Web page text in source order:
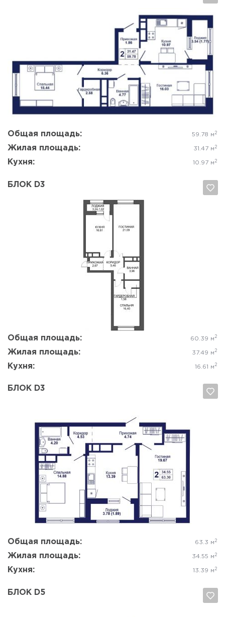
Общая площадь: 59.78 м 2
Жилая площадь: 31.47 м 2
Кухня: 10.97 м 2
Да, удалить
БЛОК D3
Общая площадь: 60.39 м 2
Жилая площадь: 37.49 м 2
Кухня: 16.61 м 2
Да, удалить Отмена
БЛОК D3
Общая площадь: 63.3 м 2
Жилая площадь: 34.55 м 2
Кухня: 13.39 м 2
Да, удалить Отмена
БЛОК D5